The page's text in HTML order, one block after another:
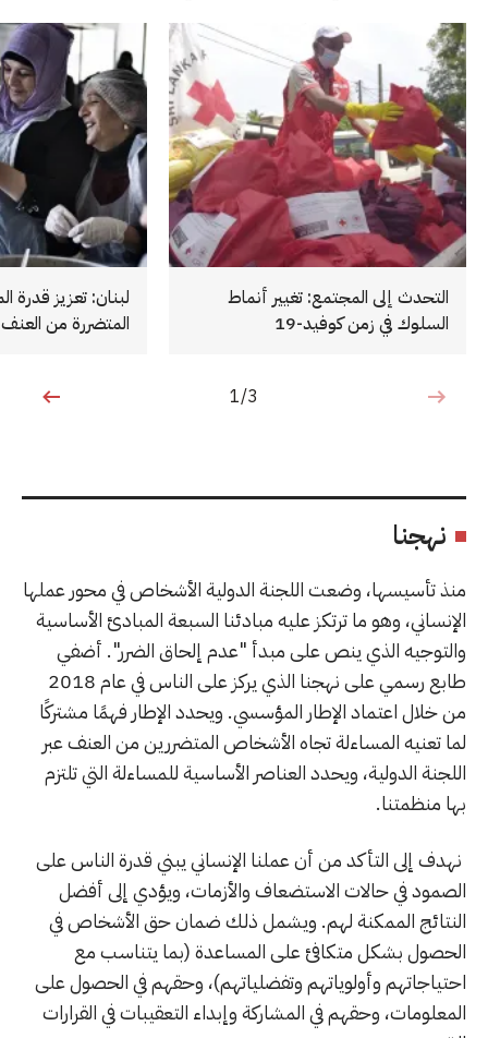
التحدث إلى المجتمع: تغيير أنماط
السلوك في زمن كوفيد-19
لبنان: تعزيز قدرة
المتضررة من
1 من 3
1/3
نهجنا
منذ تأسيسها، وضعت اللجنة الدولية الأشخاص في محور عملها
الإنساني، وهو ما ترتكز عليه مبادئنا السبعة المبادئ الأساسية
والتوجيه الذي ينص على مبدأ "عدم إلحاق الضرر". أضفي
طابع رسمي على نهجنا الذي يركز على الناس في عام 2018
من خلال اعتماد الإطار المؤسسي. ويحدد الإطار فهمًا مشتركًا
لما تعنيه المساءلة تجاه الأشخاص المتضررين من العنف عبر
اللجنة الدولية، ويحدد العناصر الأساسية للمساءلة التي تلتزم
بها منظمتنا.
نهدف إلى التأكد من أن عملنا الإنساني يبني قدرة الناس على
الصمود في حالات الاستضعاف والأزمات، ويؤدي إلى أفضل
النتائج الممكنة لهم. ويشمل ذلك ضمان حق الأشخاص في
الحصول بشكل متكافئ على المساعدة (بما يتناسب مع
احتياجاتهم وأولوياتهم وتفضلياتهم)، وحقهم في الحصول على
المعلومات، وحقهم في المشاركة وإبداء التعقيبات في القرارات